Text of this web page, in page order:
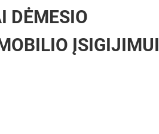
DĖMESIO
ĮSIGIJIMUI